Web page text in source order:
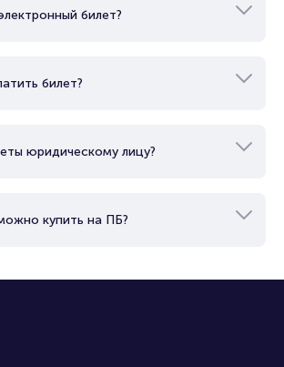
билет?
билет?
юридическому лицу?
купить на ПБ?